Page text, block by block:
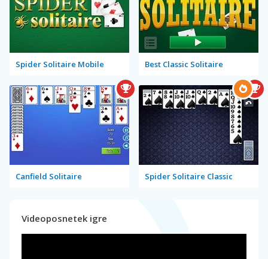
Spider Solitaire Mobile Best Classic Solitaire
Canfield Solitaire Spider Solitaire Classic
Videoposnetek igre